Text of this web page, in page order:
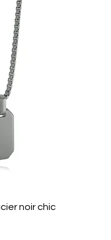
noir chic